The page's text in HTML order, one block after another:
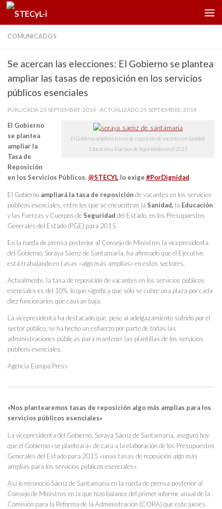
Saltar al contenido
COMUNICADOS
Se acercan las elecciones: El Gobierno se plantea
ampliar las tasas de reposición en los servicios
públicos esenciales
PUBLICADA 23 SEPTIEMBRE, 2014 · ACTUALIZADO 25 SEPTIEMBRE, 2014
El Gobierno ampliará la tasa de reposición de vacantes en Sanidad,
Educación y Cuerpos de Seguridaden en el 2015
El Gobierno
se plantea
ampliar la
Tasa de
Reposición
en los Servicios Públicos. @STECYL lo exige #PorDignidad
El Gobierno ampliará la tasa de reposición de vacantes en los servicios
públicos esenciales, entre los que se encuentran la Sanidad, la Educación
y las Fuerzas y Cuerpos deSeguridad del Estado, en los Presupuestos
Generales del Estado (PGE) para 2015.
En la rueda de prensa posterior al Consejo de Ministros la vicepresidenta
del Gobierno, Soraya Sáenz de Santamaría, ha afirmado que el Ejecutivo
está trabajando en tasas «algo más amplias» en estos sectores.
Actualmente, la tasa de reposición de vacantes en los servicios públicos
esenciales es del 10%, lo que significa que sólo se cubre una plaza por cada
diez funcionarios que causan baja.
La vicepresidenta ha destacado que, pese al adelgazamiento sufrido por el
sector público, se ha hecho un esfuerzo por parte de todas las
administraciones públicas para mantener las plantillas de los servicios
públicos esenciales.
Agencia Europa Press
«Nos plantearemos tasas de reposición algo más amplias para los
servicios públicos esenciales»
La vicepresidenta del Gobierno, Soraya Sáenz de Santamaría, aseguró hoy
que el Gobierno «se planteará» de cara a la elaboración de los Presupuestos
Generales del Estado para 2015 «unas tasas de reposición algo más
amplias para los servicios públicos esenciales».
Así lo reconoció Sáenz de Santamaría en la rueda de prensa posterior al
Consejo de Ministros en la que hizo balance del primer informe anual de la
Comisión para la Reforma de la Administración (CORA) que este jueves